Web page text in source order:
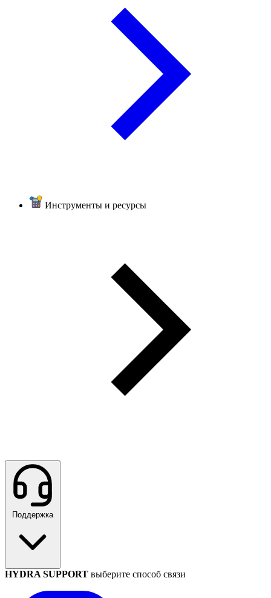
Инструменты и ресурсы
Поддержка
HYDRA SUPPORT выберите способ связи